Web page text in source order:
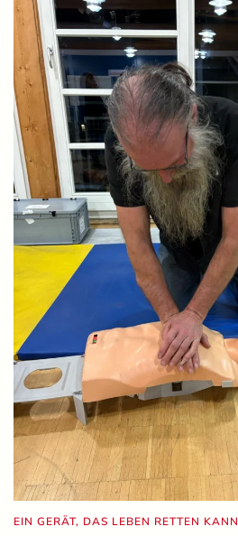
EIN GERÄT, DAS LEBEN RETTEN KANN